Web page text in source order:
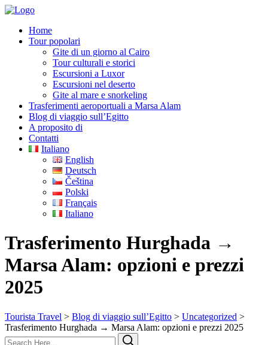
Home
Tour popolari
Gite di un giorno al Cairo
Tour culturali e storici
Escursioni a Luxor
Escursioni nel deserto
Gite al mare e snorkeling
Trasferimenti aeroportuali a Marsa Alam
Blog di viaggio sull’Egitto
A proposito di
Contatti
Italiano
English
Deutsch
Čeština
Polski
Français
Italiano
Trasferimento Hurghada →
Marsa Alam: opzioni e prezzi
2025
Tourista Travel > Blog di viaggio sull’Egitto > Uncategorized >
Trasferimento Hurghada → Marsa Alam: opzioni e prezzi 2025